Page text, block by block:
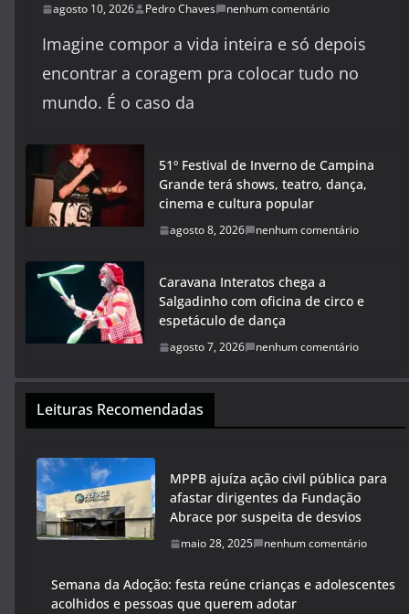
agosto 10, 2026 Pedro Chaves nenhum comentário
Imagine compor a vida inteira e só depois
encontrar a coragem pra colocar tudo no
mundo. É o caso da
51º Festival de Inverno de Campina
Grande terá shows, teatro, dança,
cinema e cultura popular
agosto 8, 2026 nenhum comentário
Caravana Interatos chega a
Salgadinho com oficina de circo e
espetáculo de dança
agosto 7, 2026 nenhum comentário
Leituras Recomendadas
MPPB ajuíza ação civil pública para
afastar dirigentes da Fundação
Abrace por suspeita de desvios
maio 28, 2025 nenhum comentário
Semana da Adoção: festa reúne crianças e adolescentes
acolhidos e pessoas que querem adotar